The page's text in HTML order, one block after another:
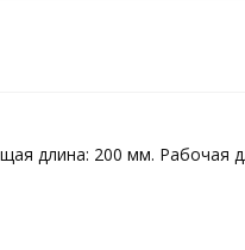
длина: 200 мм. Рабочая